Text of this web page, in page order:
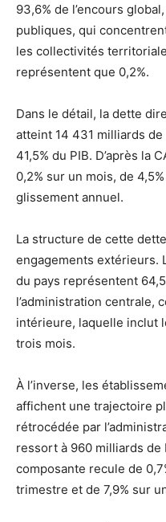
93,6% de l’encours
publiques, qui
les collectivités
représentent que 0,2%.
Dans le détail, la dette
atteint 14 431 milliards de
41,5% du PIB. D’après la
0,2% sur un mois, de
glissement annuel.
La structure de cette
engagements extérieurs.
du pays représentent
l’administration centrale,
intérieure, laquelle inclut
trois mois.
À l’inverse, les
affichent une trajectoire
rétrocédée par
ressort à 960 milliards de
composante recule de
trimestre et de 7,9% sur